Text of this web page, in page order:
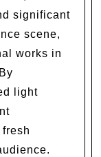
significant
scene,
works in
light